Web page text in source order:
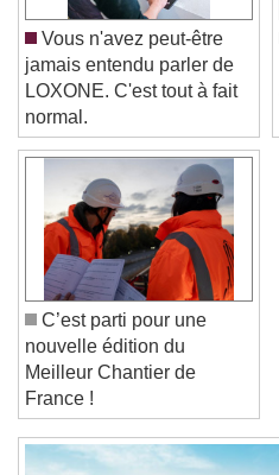
Color Opacity
Font Size
Text Edge Style
Font Family
Reset
Close Modal Dialog
End of dialog window.
Vous n'avez peut-être
jamais entendu parler de
LOXONE. C'est tout à fait
normal.
C’est parti pour une
nouvelle édition du
Meilleur Chantier de
France !